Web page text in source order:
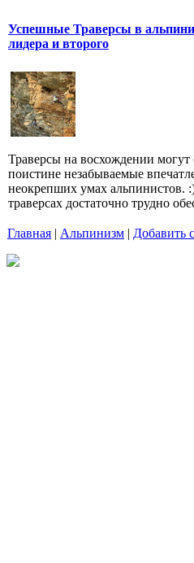
Успешные Траверсы в
лидера и второго
Траверсы на восхождении могут
поистине незабываемые
неокрепших умах альпинистов.
траверсах достаточно трудно
Главная | Альпинизм | Добавить